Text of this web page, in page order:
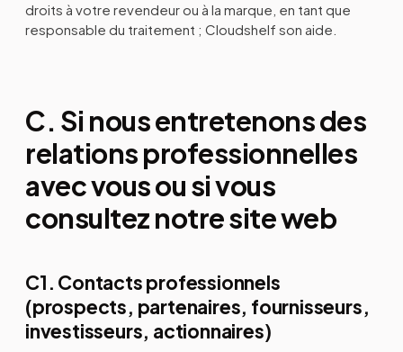
droits à votre revendeur ou à la marque, en tant que
responsable du traitement ; Cloudshelf son aide.
C. Si nous entretenons des
relations professionnelles
avec vous ou si vous
consultez notre site web
C1. Contacts professionnels
(prospects, partenaires, fournisseurs,
investisseurs, actionnaires)